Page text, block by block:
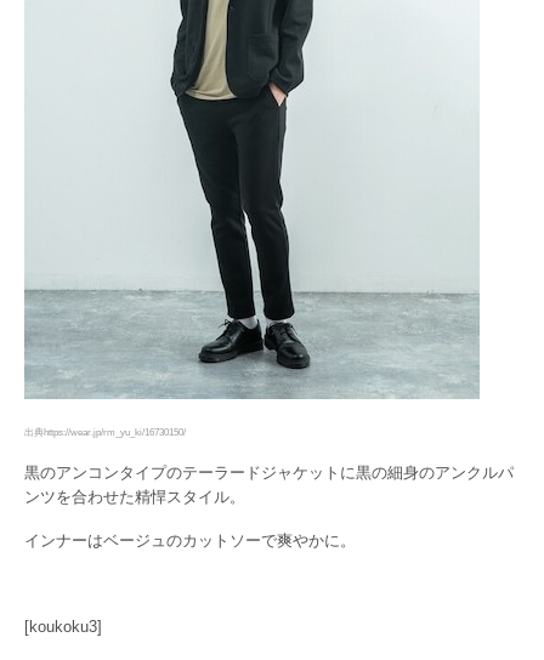
出典https://wear.jp/rm_yu_ki/16730150/
黒のアンコンタイプのテーラードジャケットに黒の細身のアンクルパ
ンツを合わせた精悍スタイル。
インナーはベージュのカットソーで爽やかに。
[koukoku3]